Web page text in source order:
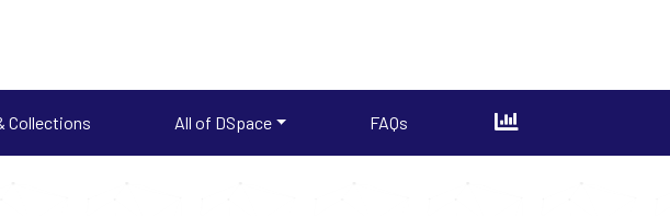
Collections All of DSpace FAQs